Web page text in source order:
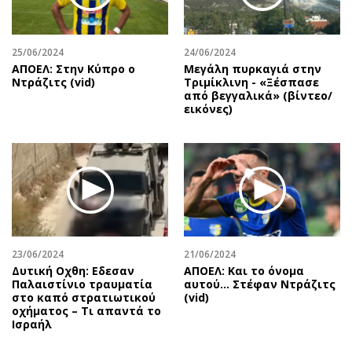
25/06/2024
ΑΠΟΕΛ: Στην Κύπρο ο
Ντράζιτς (vid)
24/06/2024
Μεγάλη πυρκαγιά στην
Τριμίκλινη - «Ξέσπασε
από βεγγαλικά» (βίντεο/
εικόνες)
23/06/2024
Δυτική Οχθη: Εδεσαν
Παλαιστίνιο τραυματία
στο καπό στρατιωτικού
οχήματος – Τι απαντά το
Ισραήλ
21/06/2024
ΑΠΟΕΛ: Και το όνομα
αυτού... Στέφαν Ντράζιτς
(vid)